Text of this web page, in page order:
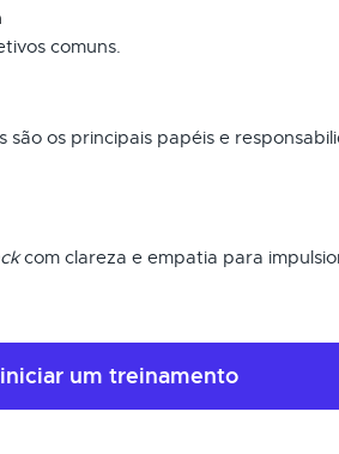
comuns.
são os principais papéis e
com clareza e empatia para
um treinamento